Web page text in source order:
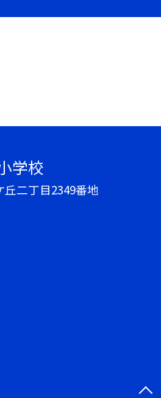
学校
二丁目2349番地